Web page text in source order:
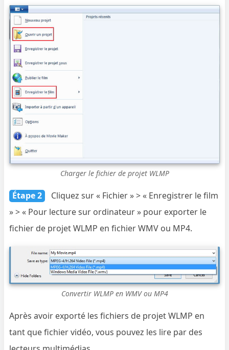
Charger le fichier de projet WLMP
Étape 2
Cliquez sur « Fichier » > « Enregistrer le film
» > « Pour lecture sur ordinateur » pour exporter le
fichier de projet WLMP en fichier WMV ou MP4.
Convertir WLMP en WMV ou MP4
Après avoir exporté les fichiers de projet WLMP en
tant que fichier vidéo, vous pouvez les lire par des